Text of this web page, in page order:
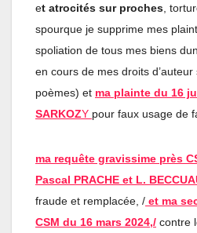
et atrocités sur proches ,
spourque je supprime mes
spoliation de tous mes biens
en cours de mes droits
poèmes) et ma plainte du 16
SARKOZY pour faux usage de
ma requête gravissime près
Pascal PRACHE et L.
fraude et remplacée, / et ma
CSM du 16 mars 2024,/ contre